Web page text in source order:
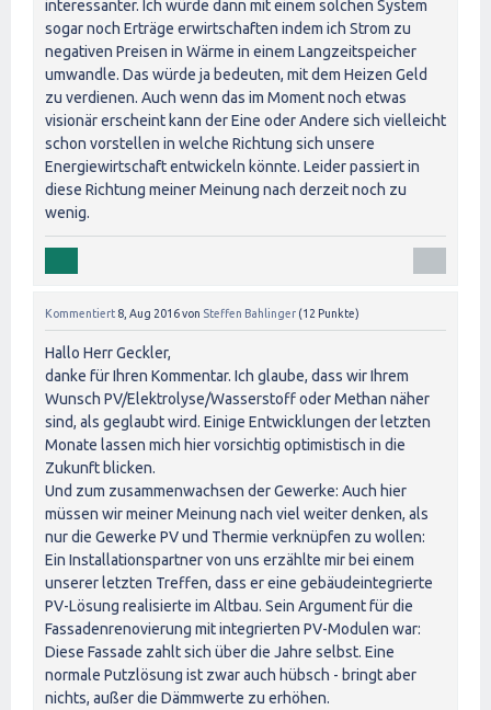
interessanter. Ich würde dann mit einem solchen System
sogar noch Erträge erwirtschaften indem ich Strom zu
negativen Preisen in Wärme in einem Langzeitspeicher
umwandle. Das würde ja bedeuten, mit dem Heizen Geld
zu verdienen. Auch wenn das im Moment noch etwas
visionär erscheint kann der Eine oder Andere sich vielleicht
schon vorstellen in welche Richtung sich unsere
Energiewirtschaft entwickeln könnte. Leider passiert in
diese Richtung meiner Meinung nach derzeit noch zu
wenig.
Kommentiert 8, Aug 2016von Steffen Bahlinger (12 Punkte)
Hallo Herr Geckler,
danke für Ihren Kommentar. Ich glaube, dass wir Ihrem
Wunsch PV/Elektrolyse/Wasserstoff oder Methan näher
sind, als geglaubt wird. Einige Entwicklungen der letzten
Monate lassen mich hier vorsichtig optimistisch in die
Zukunft blicken.
Und zum zusammenwachsen der Gewerke: Auch hier
müssen wir meiner Meinung nach viel weiter denken, als
nur die Gewerke PV und Thermie verknüpfen zu wollen:
Ein Installationspartner von uns erzählte mir bei einem
unserer letzten Treffen, dass er eine gebäudeintegrierte
PV-Lösung realisierte im Altbau. Sein Argument für die
Fassadenrenovierung mit integrierten PV-Modulen war:
Diese Fassade zahlt sich über die Jahre selbst. Eine
normale Putzlösung ist zwar auch hübsch - bringt aber
nichts, außer die Dämmwerte zu erhöhen.